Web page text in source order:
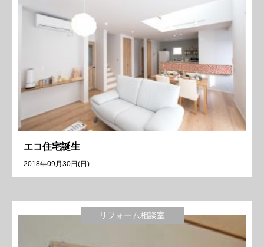
エコ住宅誕生
2018年09月30日(日)
リフォーム相談室